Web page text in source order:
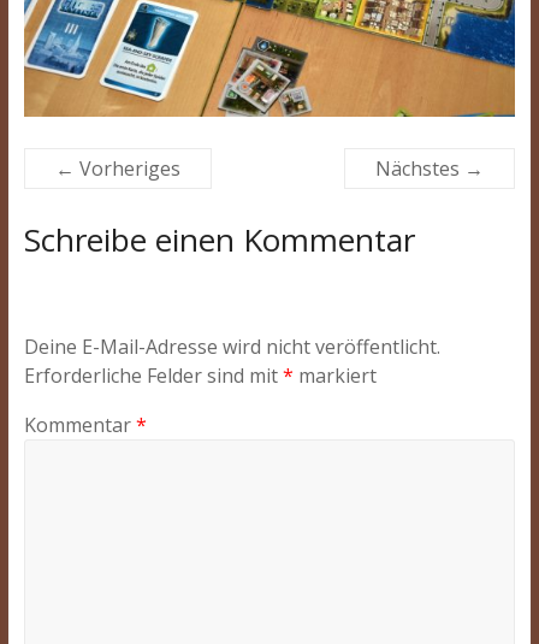
← Vorheriges Nächstes →
Schreibe einen Kommentar
Deine E-Mail-Adresse wird nicht veröffentlicht.
Erforderliche Felder sind mit* markiert
Kommentar*